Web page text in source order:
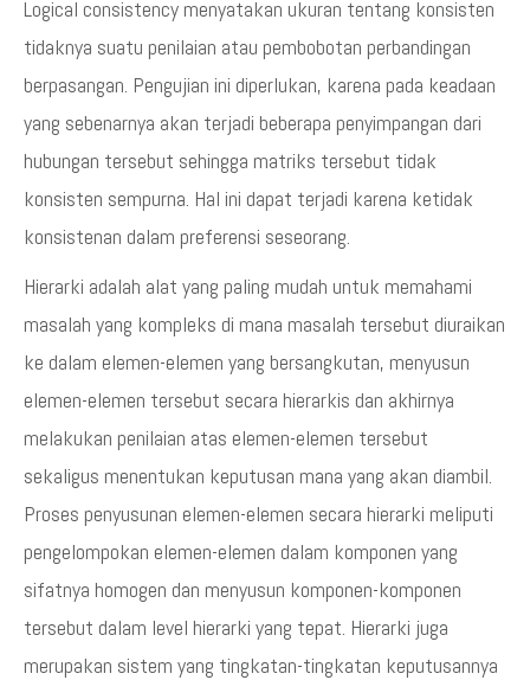
Logical consistency menyatakan ukuran tentang konsisten
tidaknya suatu penilaian atau pembobotan perbandingan
berpasangan. Pengujian ini diperlukan, karena pada keadaan
yang sebenarnya akan terjadi beberapa penyimpangan dari
hubungan tersebut sehingga matriks tersebut tidak
konsisten sempurna. Hal ini dapat terjadi karena ketidak
konsistenan dalam preferensi seseorang.
Hierarki adalah alat yang paling mudah untuk memahami
masalah yang kompleks di mana masalah tersebut diuraikan
ke dalam elemen-elemen yang bersangkutan, menyusun
elemen-elemen tersebut secara hierarkis dan akhirnya
melakukan penilaian atas elemen-elemen tersebut
sekaligus menentukan keputusan mana yang akan diambil.
Proses penyusunan elemen-elemen secara hierarki meliputi
pengelompokan elemen-elemen dalam komponen yang
sifatnya homogen dan menyusun komponen-komponen
tersebut dalam level hierarki yang tepat. Hierarki juga
merupakan sistem yang tingkatan-tingkatan keputusannya